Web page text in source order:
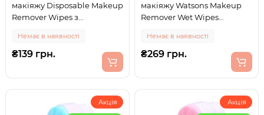
макіяжу Disposable Makeup
Remover Wipes з
Немає в наявності
₴139 грн.
макіяжу Watsons Makeup
Remover Wet Wipes
Немає в наявності
₴269 грн.
Акція Акція